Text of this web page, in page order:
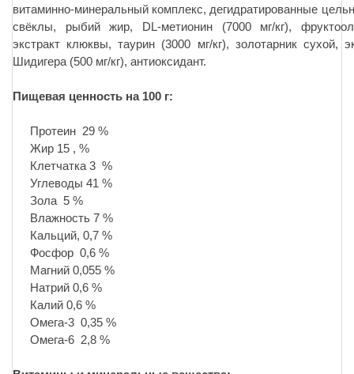
витаминно-минеральный комплекс, дегидратированные
свёклы, рыбий жир, DL-метионин (7000 мг/кг),
экстракт клюквы, таурин (3000 мг/кг), золотарник сухой,
Шидигера (500 мг/кг), антиоксидант.
Пищевая ценность на 100 г:
Протеин 29 %
Жир 15 , %
Клетчатка 3 %
Углеводы 41 %
Зола 5 %
Влажность 7 %
Кальций, 0,7 %
Фосфор 0,6 %
Магний 0,055 %
Натрий 0,6 %
Калий 0,6 %
Омега-3 0,35 %
Омега-6 2,8 %